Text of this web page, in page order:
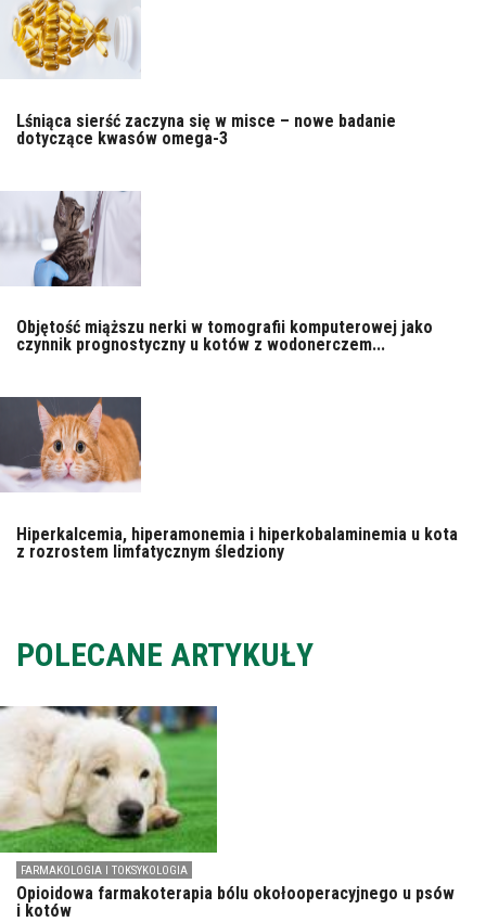
Lśniąca sierść zaczyna się w misce – nowe badanie
dotyczące kwasów omega-3
Objętość miąższu nerki w tomografii komputerowej jako
czynnik prognostyczny u kotów z wodonerczem...
Hiperkalcemia, hiperamonemia i hiperkobalaminemia u kota
z rozrostem limfatycznym śledziony
POLECANE ARTYKUŁY
FARMAKOLOGIA I TOKSYKOLOGIA
Opioidowa farmakoterapia bólu okołooperacyjnego u psów
i kotów